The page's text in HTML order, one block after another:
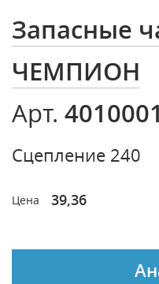
Запасные
ЧЕМПИОН
Арт.
Сцепление 240
Цена 39,36